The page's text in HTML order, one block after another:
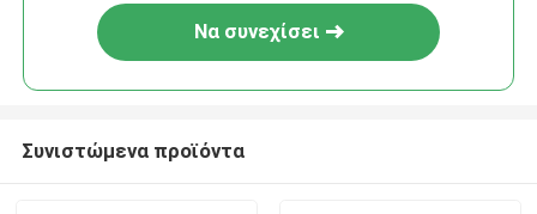
Να συνεχίσει
Συνιστώμενα προϊόντα